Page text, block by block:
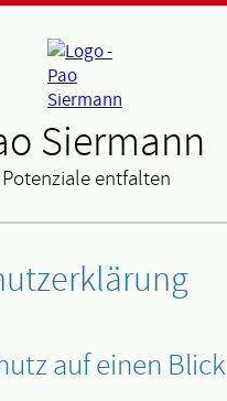
Siermann
Potenziale entfalten
auf einen Blick